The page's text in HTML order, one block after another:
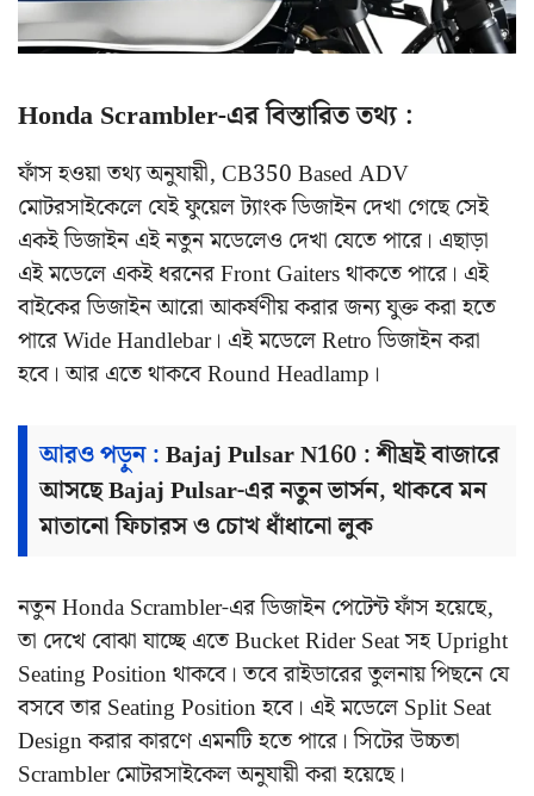
Honda Scrambler-এর বিস্তারিত তথ্য :
ফাঁস হওয়া তথ্য অনুযায়ী, CB350 Based ADV
মোটরসাইকেলে যেই ফুয়েল ট্যাংক ডিজাইন দেখা গেছে সেই
একই ডিজাইন এই নতুন মডেলেও দেখা যেতে পারে। এছাড়া
এই মডেলে একই ধরনের Front Gaiters থাকতে পারে। এই
বাইকের ডিজাইন আরো আকর্ষণীয় করার জন্য যুক্ত করা হতে
পারে Wide Handlebar। এই মডেলে Retro ডিজাইন করা
হবে। আর এতে থাকবে Round Headlamp।
আরও পড়ুন :Bajaj Pulsar N160 : শীঘ্রই বাজারে
আসছে Bajaj Pulsar-এর নতুন ভার্সন, থাকবে মন
মাতানো ফিচারস ও চোখ ধাঁধানো লুক
নতুন Honda Scrambler-এর ডিজাইন পেটেন্ট ফাঁস হয়েছে,
তা দেখে বোঝা যাচ্ছে এতে Bucket Rider Seat সহ Upright
Seating Position থাকবে। তবে রাইডারের তুলনায় পিছনে যে
বসবে তার Seating Position হবে। এই মডেলে Split Seat
Design করার কারণে এমনটি হতে পারে। সিটের উচ্চতা
Scrambler মোটরসাইকেল অনুযায়ী করা হয়েছে।